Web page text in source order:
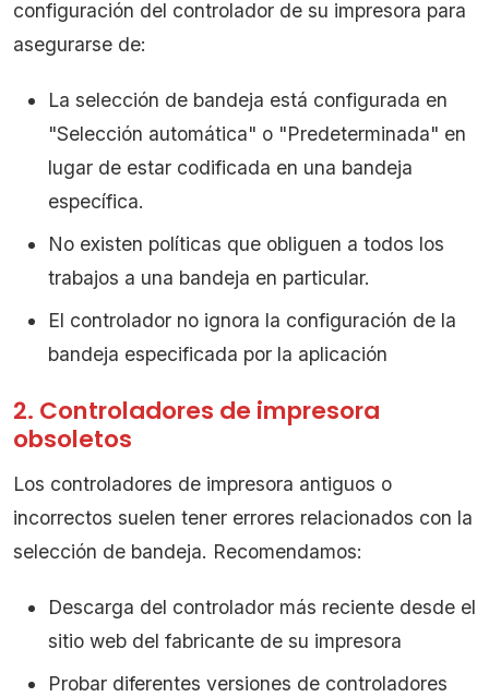
configuración del controlador de su impresora para
asegurarse de:
La selección de bandeja está configurada en
"Selección automática" o "Predeterminada" en
lugar de estar codificada en una bandeja
específica.
No existen políticas que obliguen a todos los
trabajos a una bandeja en particular.
El controlador no ignora la configuración de la
bandeja especificada por la aplicación
2. Controladores de impresora
obsoletos
Los controladores de impresora antiguos o
incorrectos suelen tener errores relacionados con la
selección de bandeja. Recomendamos:
Descarga del controlador más reciente desde el
sitio web del fabricante de su impresora
Probar diferentes versiones de controladores